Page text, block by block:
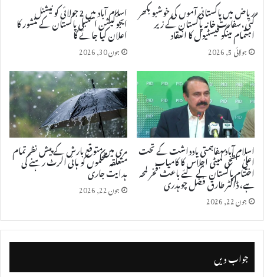
ریاض میں پاکستانی آموں کی خوشبو بکھر
گئی، سفارت خانہ پاکستان کے زیر
اہتمام مینگو فیسٹیول کا انعقاد
جولائی 5, 2026
اسلام آباد میں 2 جولائی کو نیشنل
ایجوکیشن اسمبلی پاکستان کے منشور کا
اعلان کیا جائے گا
جون 30, 2026
اسلام آباد مفاہمتی یادداشت کے تحت
اعلیٰ سطحی کمیٹی اجلاس کا کامیاب
اختتام پاکستان کے لئے باعث فخر لمحہ
ہے، ڈاکٹر طارق فضل چوہدری
جون 22, 2026
مری میں متوقع بارش کے پیش نظر تمام
متعلقہ محکموں کو ہائی الرٹ رہنے کی
ہدایت جاری
جون 22, 2026
جواب دیں